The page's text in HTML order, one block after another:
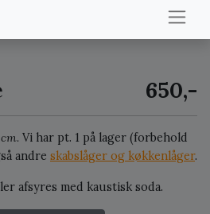
650,-
Vi har pt. 1 på lager (forbehold
andre skabslåger og køkkenlåger.
afsyres med kaustisk soda.